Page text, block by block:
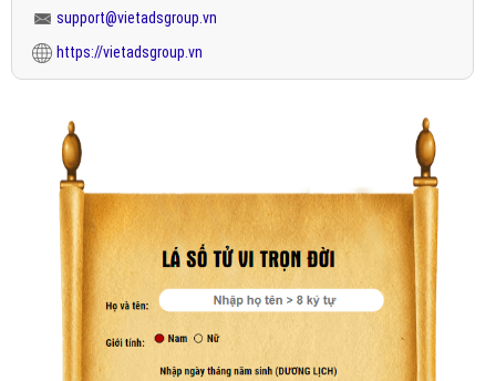
support@vietadsgroup.vn
https://vietadsgroup.vn